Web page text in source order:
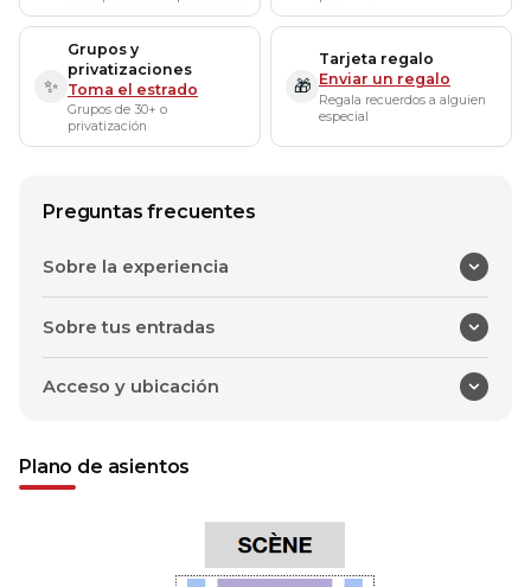
✨
Grupos y
privatizaciones
Toma el estrado
Grupos de 30+ o
privatización
🎁
Tarjeta regalo
Enviar un regalo
Regala recuerdos a alguien
especial
Preguntas frecuentes
Sobre la experiencia
Sobre tus entradas
Acceso y ubicación
Plano de asientos